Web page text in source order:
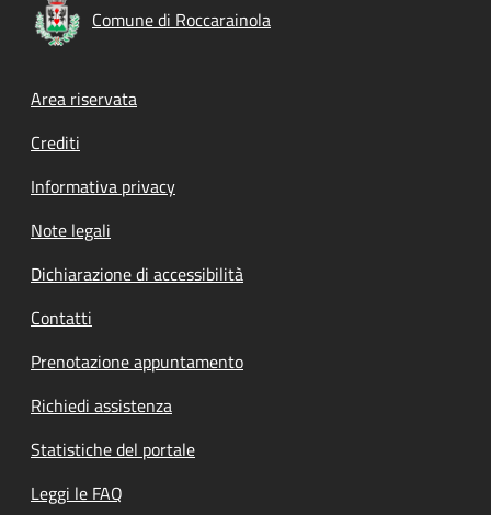
Comune di Roccarainola
Footer menu
Area riservata
Crediti
Informativa privacy
Note legali
Dichiarazione di accessibilità
Contatti
Prenotazione appuntamento
Richiedi assistenza
Statistiche del portale
Leggi le FAQ